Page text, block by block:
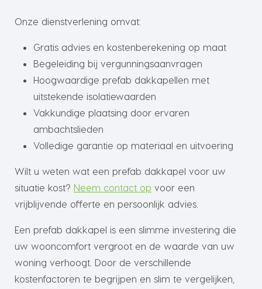
Onze dienstverlening omvat:
Gratis advies en kostenberekening op maat
Begeleiding bij vergunningsaanvragen
Hoogwaardige prefab dakkapellen met
uitstekende isolatiewaarden
Vakkundige plaatsing door ervaren
ambachtslieden
Volledige garantie op materiaal en uitvoering
Wilt u weten wat een prefab dakkapel voor uw
situatie kost? Neem contact op voor een
vrijblijvende offerte en persoonlijk advies.
Een prefab dakkapel is een slimme investering die
uw wooncomfort vergroot en de waarde van uw
woning verhoogt. Door de verschillende
kostenfactoren te begrijpen en slim te vergelijken,